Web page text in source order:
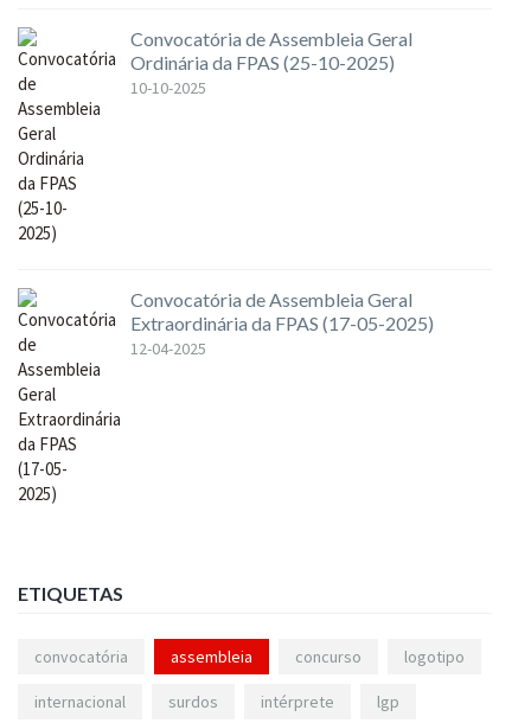
Convocatória de Assembleia Geral
Ordinária da FPAS (25-10-2025)
10-10-2025
Convocatória de Assembleia Geral
Extraordinária da FPAS (17-05-2025)
12-04-2025
ETIQUETAS
convocatória assembleia concurso logotipo
internacional surdos intérprete lgp